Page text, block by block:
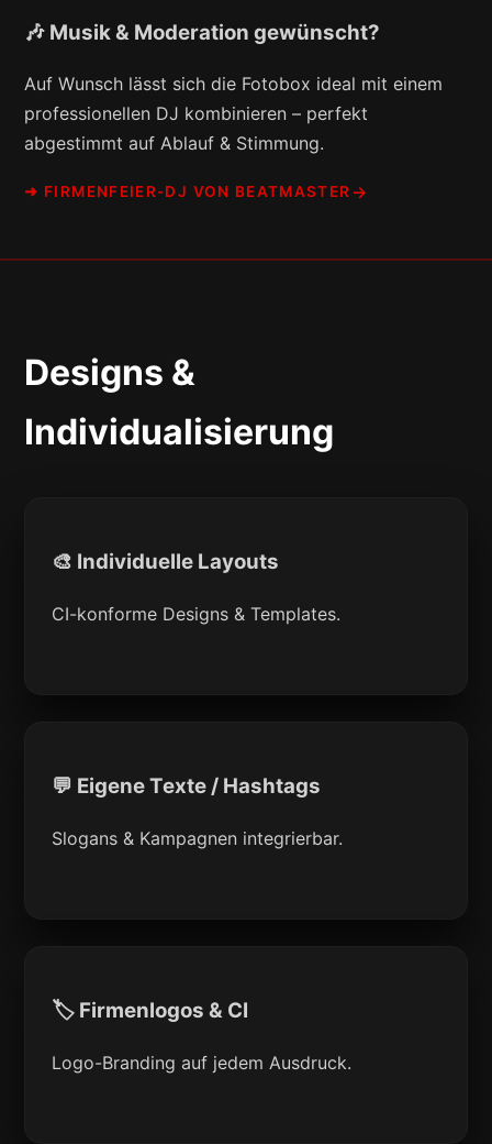
🎶 Musik & Moderation gewünscht?
Auf Wunsch lässt sich die Fotobox ideal mit einem
professionellen DJ kombinieren – perfekt
abgestimmt auf Ablauf & Stimmung.
➜ FIRMENFEIER-DJ VON BEATMASTER
Designs &
Individualisierung
🎨 Individuelle Layouts
CI-konforme Designs & Templates.
💬 Eigene Texte / Hashtags
Slogans & Kampagnen integrierbar.
🏷 Firmenlogos & CI
Logo-Branding auf jedem Ausdruck.